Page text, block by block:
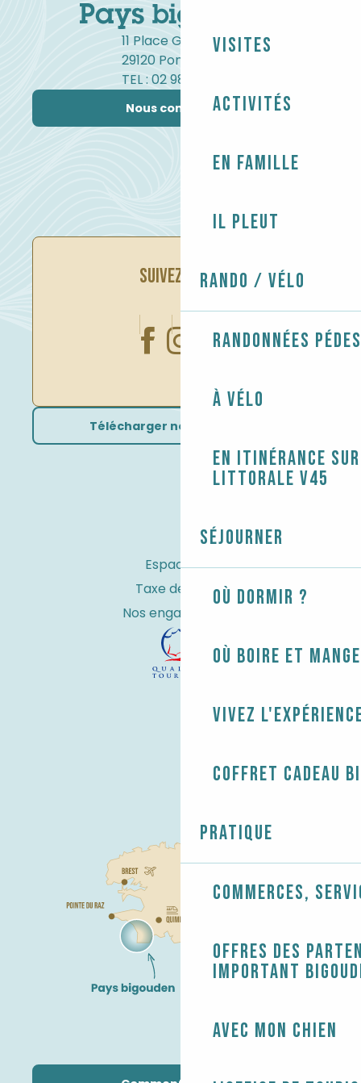
Visites
Activités
En famille
Il pleut
Rando / Vélo
Randonnées
À vélo
En itinérance
littorale V45
Séjourner
Où dormir ?
Où boire et
Vivez
Coffret cadeau
Pratique
Commerces,
Offres des
Important
Avec mon chien
11 Place Gambetta
29120 Pont-l'Abbé
TEL : 02 98 82 37 99
Nous contacter
SUIVEZ-NOUS
Télécharger nos brochures
Espace Pro
Taxe de séjour
Nos engagements